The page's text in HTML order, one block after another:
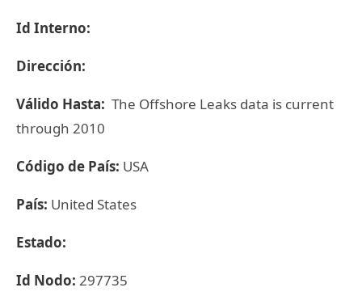
Id Interno:
Dirección:
Válido Hasta: The Offshore Leaks data is current
through 2010
Código de País: USA
País: United States
Estado:
Id Nodo: 297735